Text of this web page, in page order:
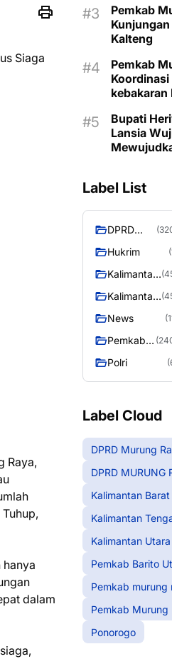
Siaga
Raya,
dalam
Pemkab
Kunjungan
Kalteng
Pemkab
Bupati
Lansia
Label List
DPRD
Raya
Hukrim
Kalimantan
Kalimantan
News
Pemkab
raya
Polri
Label Cloud
DPRD Murung
DPRD MURUNG
Kalimantan Barat
Kalimantan
Kalimantan Utara
Pemkab Barito
Pemkab murung
Pemkab Murung
Ponorogo